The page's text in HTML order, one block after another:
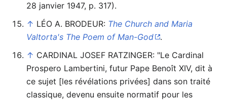
28 janvier 1947, p. 317).
↑ LÉO A. BRODEUR: The Church and Maria
Valtorta's The Poem of Man-God
.
↑ CARDINAL JOSEF RATZINGER: "Le Cardinal
Prospero Lambertini, futur Pape Benoît XIV, dit à
ce sujet [les révélations privées] dans son traité
classique, devenu ensuite normatif pour les